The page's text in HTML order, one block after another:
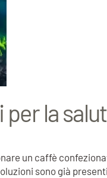
la
un caffè
sono già